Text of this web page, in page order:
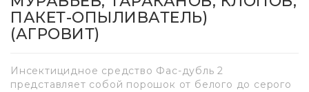
ПАКЕТ-ОПЫЛИВАТЕЛЬ)
(АГРОВИТ)
Инсектицидное средство Фас-дубль 2
представляет собой порошок от белого до серого